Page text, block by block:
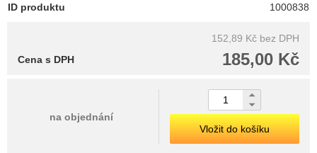
ID produktu 1000838
152,89 Kč bez DPH
185,00 Kč
Cena s DPH
na objednání
Vložit do košíku